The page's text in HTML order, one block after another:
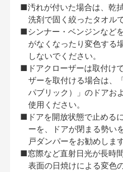
■汚れが付いた場合は、乾
洗剤で固く絞ったタオル
■シンナー・ベンジンなど
がなくなったり変色する
しないでください。
■ドアクローザーは取付け
ザーを取付ける場合は、
パブリック）」のドアお
使用ください。
■ドアを開放状態で止める
ーを、ドアが閉まる勢い
戸ダンパーをお勧めします
■窓際など直射日光が長時
表面の日焼けによる変色